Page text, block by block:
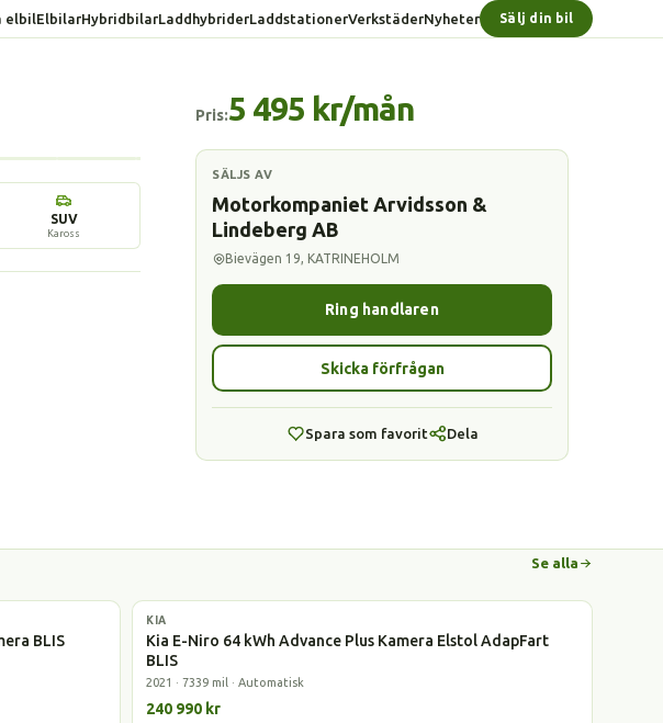
elbilElbilarHybridbilarLaddhybriderLaddstationerVerkstäderNyheter Sälj din bil
SUV
Kaross
Pris:5 495 kr/mån
SÄLJS AV
Motorkompaniet Arvidsson &
Lindeberg AB
Bievägen 19, KATRINEHOLM
Ring handlaren
Skicka förfrågan
Spara som favorit Dela
Se alla
BLIS
Elbil
KIA
Kia E-Niro 64 kWh Advance Plus Kamera Elstol AdapFart
BLIS
2021 · 7339 mil · Automatisk
240 990 kr